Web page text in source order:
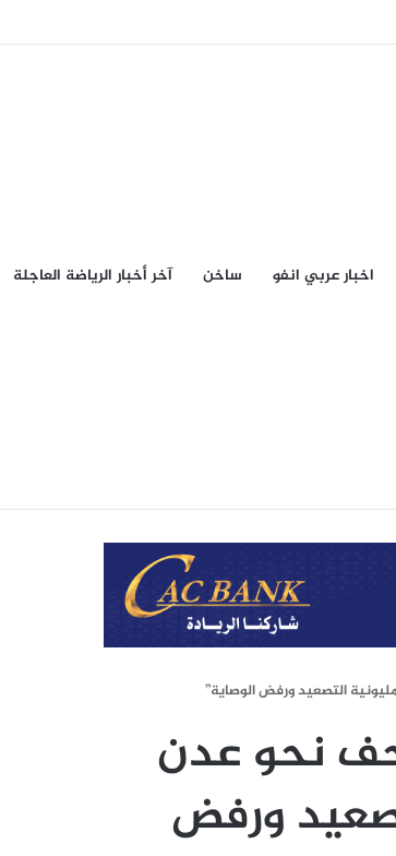
اخبار عربي انفو ساخن آخر أخبار الرياضة العاجلة
التصعيد ورفض الوصاية”
نحو عدن
ورفض